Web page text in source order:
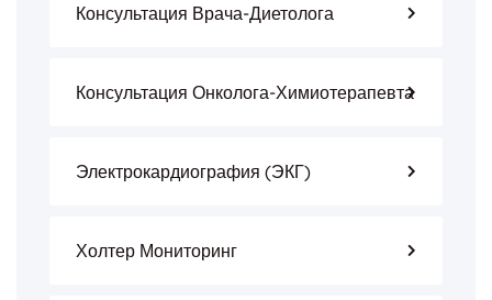
Консультация Врача-Диетолога
Консультация Онколога-Химиотерапевта
Электрокардиография (ЭКГ)
Холтер Мониторинг